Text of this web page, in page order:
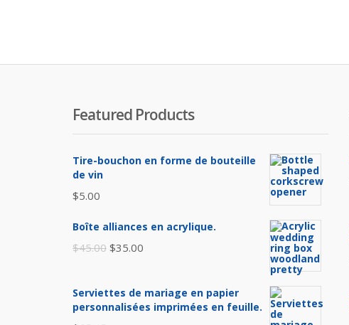
Featured Products
Tire-bouchon en forme de bouteille
de vin
$5.00
Boîte alliances en acrylique.
$45.00 Le
initial
était :
$35.00
actuel
est :
Serviettes de mariage en papier
personnalisées imprimées en feuille.